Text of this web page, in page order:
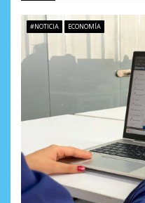
e
e
n
r
d
a
#NOTICIA ECONOMÍA